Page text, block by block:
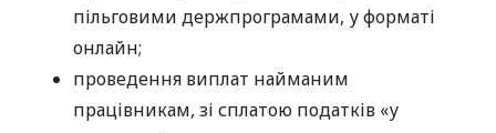
пільговими держпрограмами, у форматі
онлайн;
проведення виплат найманим
працівникам, зі сплатою податків «у